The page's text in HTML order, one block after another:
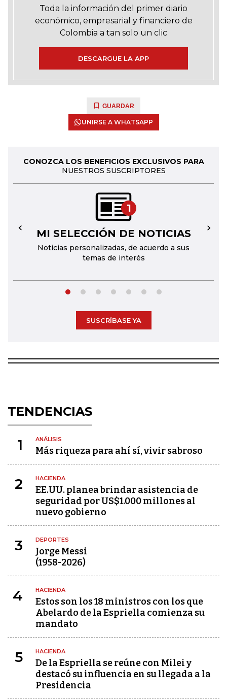
Toda la información del primer diario
económico, empresarial y financiero de
Colombia a tan solo un clic
DESCARGUE LA APP
GUARDAR
UNIRSE A WHATSAPP
CONOZCA LOS BENEFICIOS EXCLUSIVOS PARA
NUESTROS SUSCRIPTORES
1
MI SELECCIÓN DE NOTICIAS
Noticias personalizadas, de acuerdo a sus
temas de interés
← →
SUSCRÍBASE YA
TENDENCIAS
1 ANÁLISIS
Más riqueza para ahí sí, vivir sabroso
2 HACIENDA
EE.UU. planea brindar asistencia de
seguridad por US$1.000 millones al
nuevo gobierno
3 DEPORTES
Jorge Messi
(1958-2026)
4 HACIENDA
Estos son los 18 ministros con los que
Abelardo de la Espriella comienza su
mandato
5 HACIENDA
De la Espriella se reúne con Milei y
destacó su influencia en su llegada a la
Presidencia